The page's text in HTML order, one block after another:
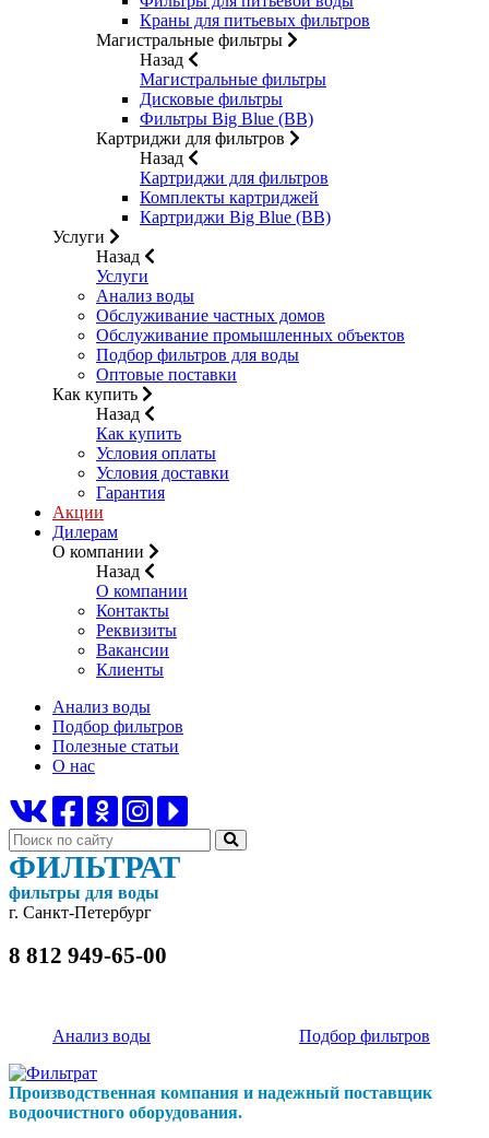
Краны для питьевых фильтров
Магистральные фильтры
Назад
Магистральные фильтры
Дисковые фильтры
Фильтры Big Blue (BB)
Картриджи для фильтров
Назад
Картриджи для фильтров
Комплекты картриджей
Картриджи Big Blue (BB)
Услуги
Назад
Услуги
Анализ воды
Обслуживание частных домов
Обслуживание промышленных объектов
Подбор фильтров для воды
Оптовые поставки
Как купить
Назад
Как купить
Условия оплаты
Условия доставки
Гарантия
Акции
Дилерам
О компании
Назад
О компании
Контакты
Реквизиты
Вакансии
Клиенты
Анализ воды
Подбор фильтров
Полезные статьи
О нас
ФИЛЬТРАТ
фильтры для воды
г. Санкт-Петербург
8 812 949-65-00
Анализ воды Подбор фильтров
Производственная компания и надежный поставщик
водоочистного оборудования.